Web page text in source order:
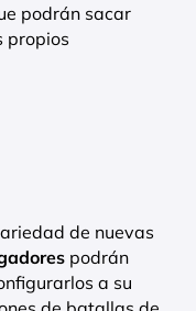
podrán sacar
propios
de nuevas
podrán
a su